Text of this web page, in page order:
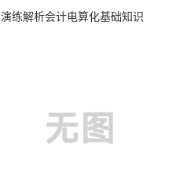
演练解析会计电算化基础知识